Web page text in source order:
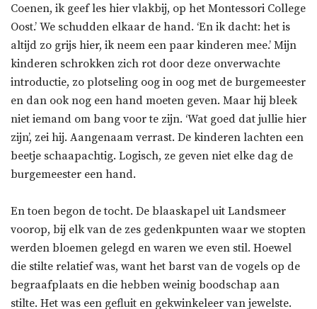
Coenen, ik geef les hier vlakbij, op het Montessori College
Oost.’ We schudden elkaar de hand. ‘En ik dacht: het is
altijd zo grijs hier, ik neem een paar kinderen mee.’ Mijn
kinderen schrokken zich rot door deze onverwachte
introductie, zo plotseling oog in oog met de burgemeester
en dan ook nog een hand moeten geven. Maar hij bleek
niet iemand om bang voor te zijn. ‘Wat goed dat jullie hier
zijn’, zei hij. Aangenaam verrast. De kinderen lachten een
beetje schaapachtig. Logisch, ze geven niet elke dag de
burgemeester een hand.
En toen begon de tocht. De blaaskapel uit Landsmeer
voorop, bij elk van de zes gedenkpunten waar we stopten
werden bloemen gelegd en waren we even stil. Hoewel
die stilte relatief was, want het barst van de vogels op de
begraafplaats en die hebben weinig boodschap aan
stilte. Het was een gefluit en gekwinkeleer van jewelste.